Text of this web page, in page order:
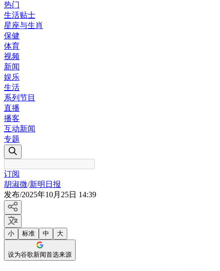
热门
生活贴士
星座与生肖
保健
体育
视频
新闻
娱乐
生活
系列节目
直播
播客
互动新闻
专题
订阅
胡淑微/新明日报
发布/2025年10月25日 14:39
小 标准 中 大
设为谷歌新闻首选来源